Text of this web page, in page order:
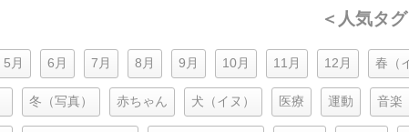
＜人気タ
5月 6月 7月 8月 9月 10月 11月 12月 春（
冬（写真） 赤ちゃん 犬（イヌ） 医療 運動 音楽